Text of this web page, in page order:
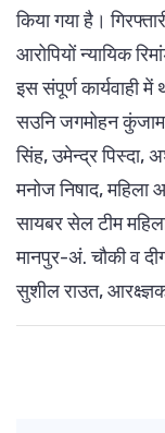
किया गया है।
आरोपियों न्यायिक
इस संपूर्ण कार्यवाही
सउनि जगमोहन
सिंह, उमेन्द्र पिस्दा,
मनोज निषाद, महिला
सायबर सेल टीम
मानपुर-अं. चौकी व
सुशील राउत,